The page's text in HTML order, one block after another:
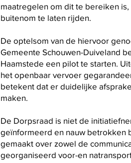
maatregelen om dit te bereiken
buitenom te laten rijden.
De optelsom van de hiervoor
Gemeente Schouwen-Duiveland
Haamstede een pilot te starten.
het openbaar vervoer
betekent dat er duidelijke
maken.
De Dorpsraad is niet de
geïnformeerd en nauw betrokken
gemaakt over zowel de
georganiseerd voor-en